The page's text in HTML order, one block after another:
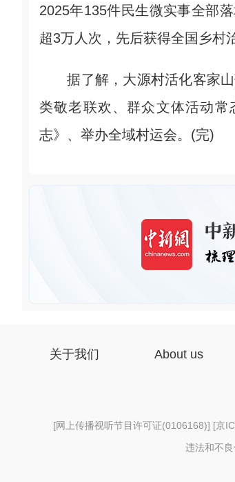
2025年135件民生微实事全部
超3万人次，先后获得全国乡村
据了解，大源村活化客家山
类敬老联欢、群众文体活动
志》、举办全域村运会。(完)
关于我们 About us
[网上传播视听节目许可证(0106168)] [京
违法和不